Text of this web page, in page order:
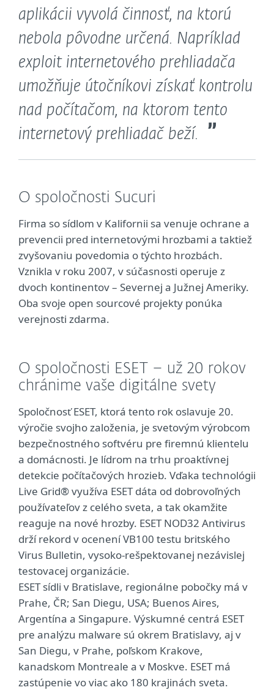
aplikácii vyvolá činnosť, na ktorú
nebola pôvodne určená. Napríklad
exploit internetového prehliadača
umožňuje útočníkovi získať kontrolu
nad počítačom, na ktorom tento
internetový prehliadač beží.
O spoločnosti Sucuri
Firma so sídlom v Kalifornii sa venuje ochrane a
prevencii pred internetovými hrozbami a taktiež
zvyšovaniu povedomia o týchto hrozbách.
Vznikla v roku 2007, v súčasnosti operuje z
dvoch kontinentov – Severnej a Južnej Ameriky.
Oba svoje open sourcové projekty ponúka
verejnosti zdarma.
O spoločnosti ESET – už 20 rokov
chránime vaše digitálne svety
Spoločnosť ESET, ktorá tento rok oslavuje 20.
výročie svojho založenia, je svetovým výrobcom
bezpečnostného softvéru pre firemnú klientelu
a domácnosti. Je lídrom na trhu proaktívnej
detekcie počítačových hrozieb. Vďaka technológii
Live Grid® využíva ESET dáta od dobrovoľných
používateľov z celého sveta, a tak okamžite
reaguje na nové hrozby. ESET NOD32 Antivirus
drží rekord v ocenení VB100 testu britského
Virus Bulletin, vysoko-rešpektovanej nezávislej
testovacej organizácie.
ESET sídli v Bratislave, regionálne pobočky má v
Prahe, ČR; San Diegu, USA; Buenos Aires,
Argentína a Singapure. Výskumné centrá ESET
pre analýzu malware sú okrem Bratislavy, aj v
San Diegu, v Prahe, poľskom Krakove,
kanadskom Montreale a v Moskve. ESET má
zastúpenie vo viac ako 180 krajinách sveta.